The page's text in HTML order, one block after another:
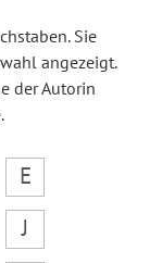
Sie
angezeigt.
der Autorin
E
J